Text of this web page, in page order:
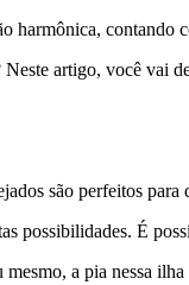
harmônica,
artigo, você vai
são perfeitos
possibilidades. É
a pia nessa